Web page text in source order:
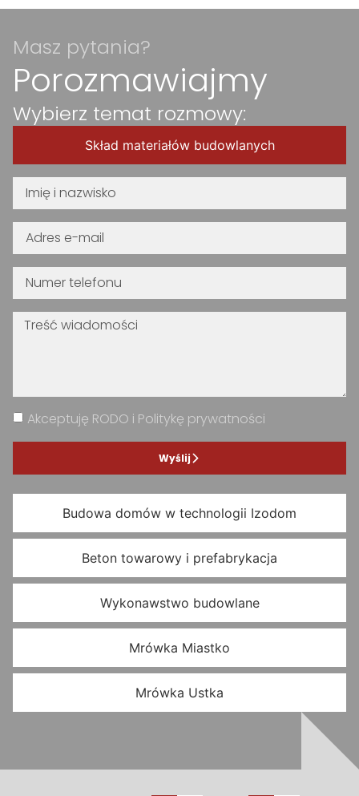
Masz pytania?
Porozmawiajmy
Wybierz temat rozmowy:
Skład materiałów budowlanych
Budowa domów w technologii Izodom
Beton towarowy i prefabrykacja
Wykonawstwo budowlane
Mrówka Miastko
Mrówka Ustka
Akceptuję RODO i Politykę prywatności
Wyślij